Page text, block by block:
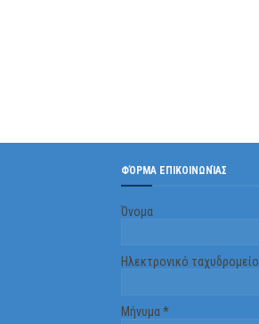
ΦΌΡΜΑ ΕΠΙΚΟΙΝΩΝΊΑΣ
Όνομα
Ηλεκτρονικό ταχυδρομείο
Μήνυμα*